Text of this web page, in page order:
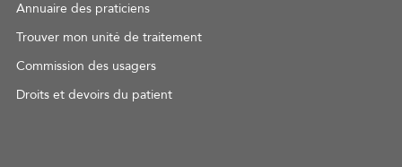
Annuaire des praticiens
Trouver mon unité de traitement
Commission des usagers
Droits et devoirs du patient